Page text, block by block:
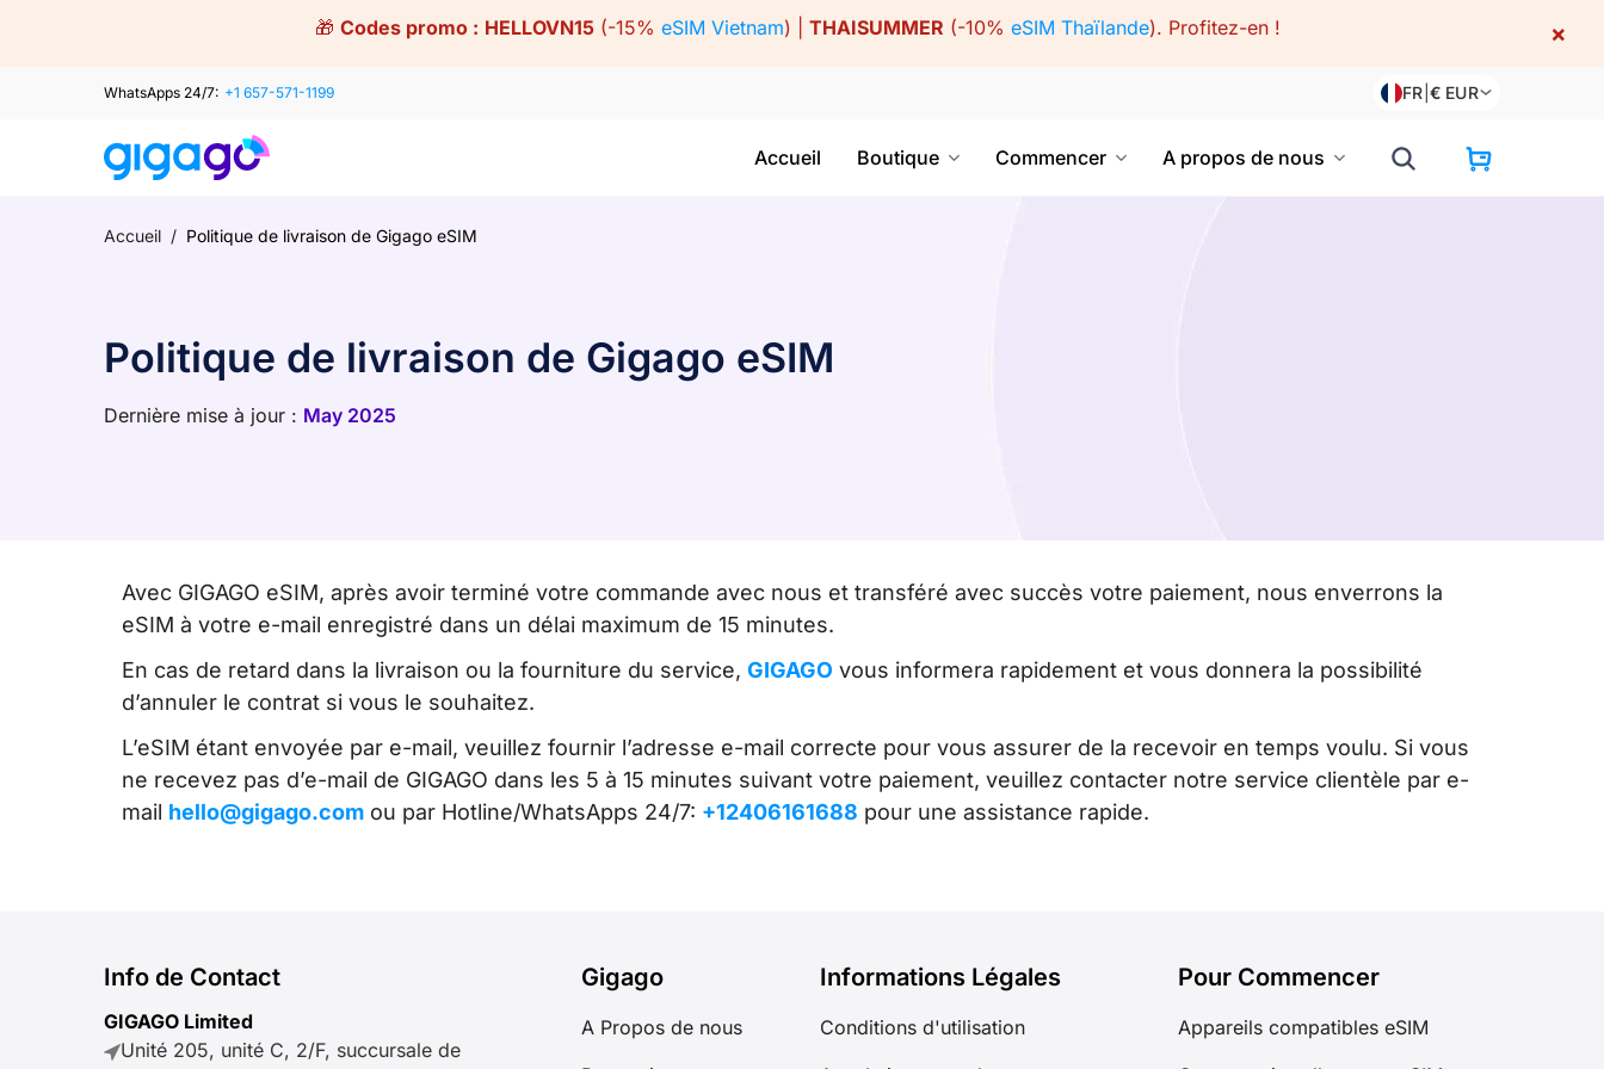
🎁 Codes promo : HELLOVN15(-15% eSIM Vietnam) | THAISUMMER (-10% eSIM Thaïlande). Profitez-en ! ×
WhatsApps 24/7: +1 657-571-1199 FR |€ EUR
Accueil Boutique Commencer A propos de nous
Accueil / Politique de livraison de Gigago eSIM
Politique de livraison de Gigago eSIM
Dernière mise à jour : May 2025
Avec GIGAGO eSIM, après avoir terminé votre commande avec nous et transféré avec succès votre paiement, nous enverrons la
eSIM à votre e-mail enregistré dans un délai maximum de 15 minutes.
En cas de retard dans la livraison ou la fourniture du service, GIGAGO vous informera rapidement et vous donnera la possibilité
d’annuler le contrat si vous le souhaitez.
L’eSIM étant envoyée par e-mail, veuillez fournir l’adresse e-mail correcte pour vous assurer de la recevoir en temps voulu. Si vous
ne recevez pas d’e-mail de GIGAGO dans les 5 à 15 minutes suivant votre paiement, veuillez contacter notre service clientèle par e-
mail hello@gigago.com ou par Hotline/WhatsApps 24/7: +12406161688 pour une assistance rapide.
Info de Contact
GIGAGO Limited
Unité 205, unité C, 2/F, succursale de
Gigago
A Propos de nous
Informations Légales
Conditions d'utilisation
Pour Commencer
Appareils compatibles eSIM